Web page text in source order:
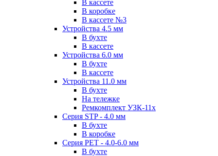
В кассете
В коробке
В кассете №3
Устройства 4.5 мм
В бухте
В кассете
Устройства 6.0 мм
В бухте
В кассете
Устройства 11.0 мм
В бухте
На тележке
Ремкомплект УЗК-11х
Серия STP - 4.0 мм
В бухте
В коробке
Серия PET - 4.0-6.0 мм
В бухте